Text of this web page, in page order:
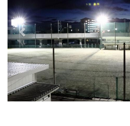
o
u
s